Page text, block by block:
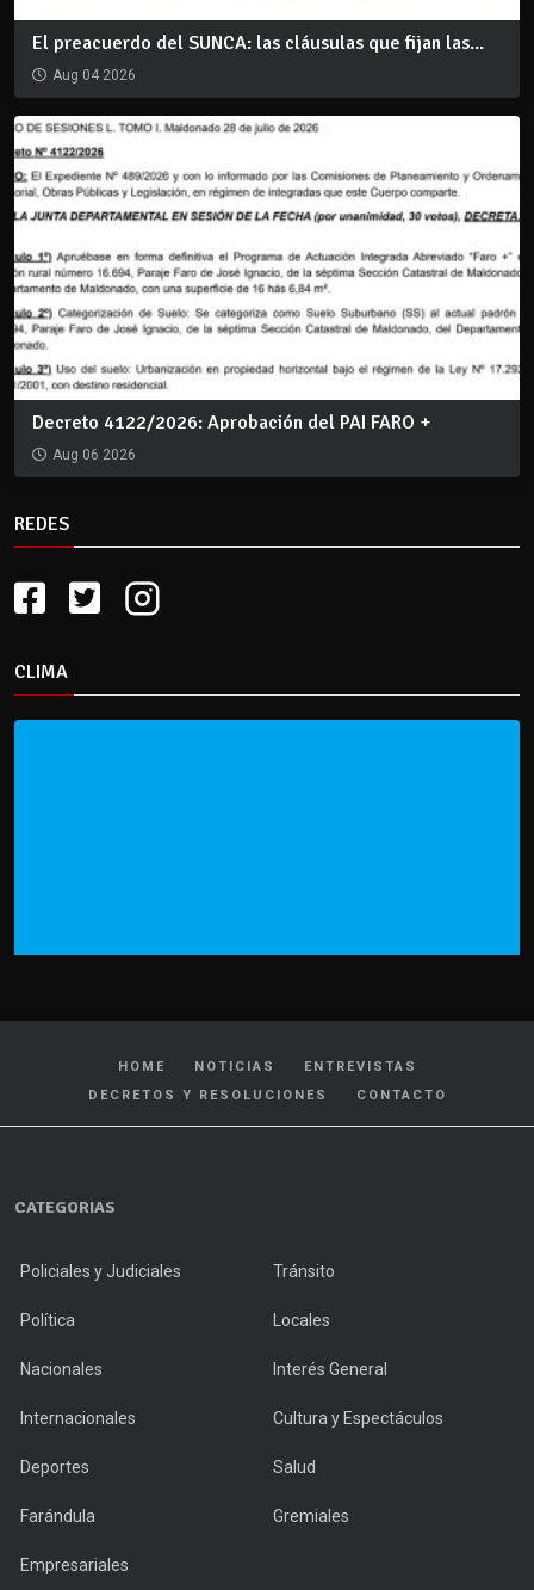
El preacuerdo del SUNCA: las cláusulas que fijan las...
Aug 04 2026
Decreto 4122/2026: Aprobación del PAI FARO +
Aug 06 2026
REDES
CLIMA
HOME NOTICIAS
ENTREVISTAS
DECRETOS Y RESOLUCIONES
CONTACTO
CATEGORIAS
Policiales y Judiciales Tránsito
Política Locales
Nacionales Interés General
Internacionales Cultura y Espectáculos
Deportes Salud
Farándula Gremiales
Empresariales